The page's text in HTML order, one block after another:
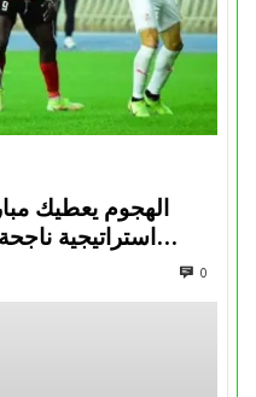
الهجوم يعطيك
استراتيجية
0